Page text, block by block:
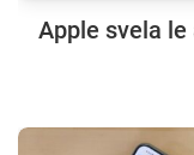
Apple svela